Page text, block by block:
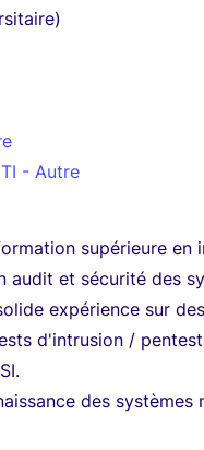
- Autre
supérieure en
audit et sécurité des
expérience sur
d'intrusion /
des